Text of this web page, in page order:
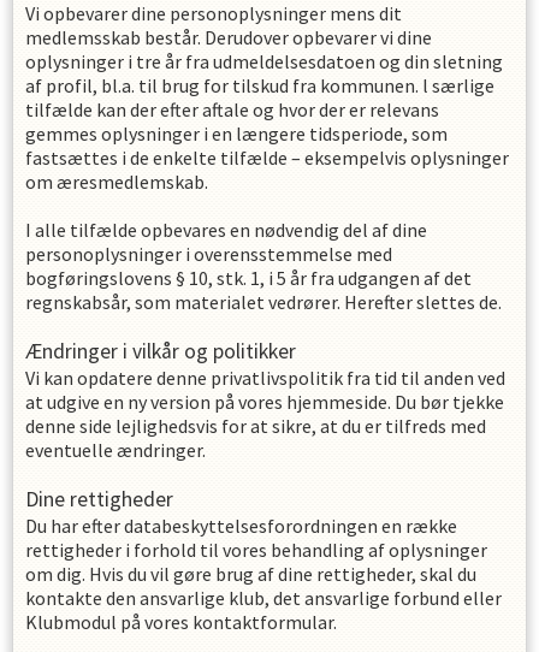
Vi opbevarer dine personoplysninger mens dit
medlemsskab består. Derudover opbevarer vi dine
oplysninger i tre år fra udmeldelsesdatoen og din sletning
af profil, bl.a. til brug for tilskud fra kommunen. l særlige
tilfælde kan der efter aftale og hvor der er relevans
gemmes oplysninger i en længere tidsperiode, som
fastsættes i de enkelte tilfælde – eksempelvis oplysninger
om æresmedlemskab.
I alle tilfælde opbevares en nødvendig del af dine
personoplysninger i overensstemmelse med
bogføringslovens § 10, stk. 1, i 5 år fra udgangen af det
regnskabsår, som materialet vedrører. Herefter slettes de.
Ændringer i vilkår og politikker
Vi kan opdatere denne privatlivspolitik fra tid til anden ved
at udgive en ny version på vores hjemmeside. Du bør tjekke
denne side lejlighedsvis for at sikre, at du er tilfreds med
eventuelle ændringer.
Dine rettigheder
Du har efter databeskyttelsesforordningen en række
rettigheder i forhold til vores behandling af oplysninger
om dig. Hvis du vil gøre brug af dine rettigheder, skal du
kontakte den ansvarlige klub, det ansvarlige forbund eller
Klubmodul på vores kontaktformular.